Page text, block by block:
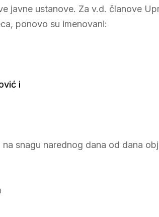
javne ustanove. Za v.d. članove
ponovo su imenovani:
i
snagu narednog dana od dana